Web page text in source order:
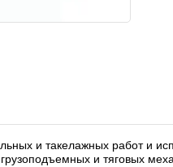
и такелажных работ и
и тяговых